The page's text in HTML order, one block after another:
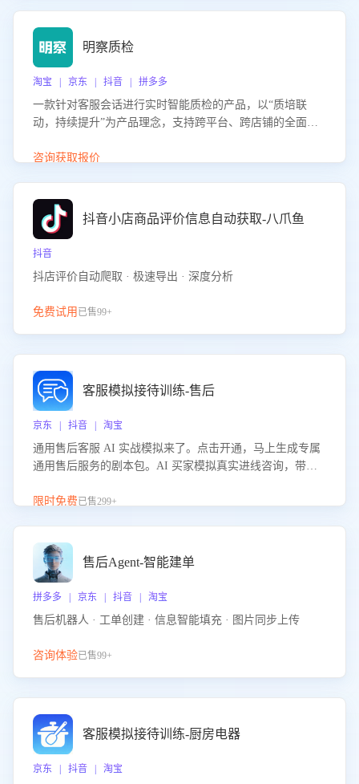
明察质检
淘宝 | 京东 | 抖音 | 拼多多
一款针对客服会话进行实时智能质检的产品，以“质培联
动，持续提升”为产品理念，支持跨平台、跨店铺的全面、
升客服团队的销服能力。
咨询获取报价
抖音小店商品评价信息自动获取-八爪鱼
抖音
抖店评价自动爬取 · 极速导出 · 深度分析
免费试用 已售99+
客服模拟接待训练-售后
京东 | 抖音 | 淘宝
通用售后客服 AI 实战模拟来了。点击开通，马上生成专属
通用售后服务的剧本包。AI 买家模拟真实进线咨询，带您
的应对要点，轻松提升服务能力。
限时免费已售299+
售后Agent-智能建单
拼多多 | 京东 | 抖音 | 淘宝
售后机器人 · 工单创建 · 信息智能填充 · 图片同步上传
咨询体验已售99+
客服模拟接待训练-厨房电器
京东 | 抖音 | 淘宝